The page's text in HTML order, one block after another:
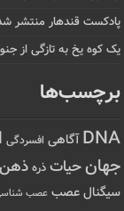
پادکست قندهار منتشر
یک کوه یخ به تازگی از
برچسب‌ها
DNA آگاهی افسردگی
جهانحیات ذره ذهن
سیگنال عصب عصب